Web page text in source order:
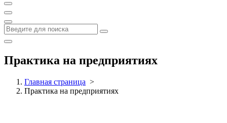
Практика на предприятиях
Главная страница >
Практика на предприятиях